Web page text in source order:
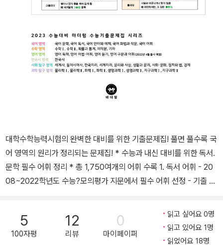
대학수학능력시험의 완벽한 대비를 위한 기출문제집! 풀면 풀수록 국
어 영역의 원리가 정리되는 문제집! * 수능과 내신 대비를 위한 독서.
문학 필수 어휘 정리 * 총 1,750여개의 어휘 수록 1. 독서 어휘 - 20
08~2022학년도 수능?모의평가 지문에서 필수 어휘 선정 - 기출 지
두면 도움이 되는 동음이의어, 유의어 등을 예문과 함께 정리 2. 문학
어휘 - 문학 개념어를 수능?모의평가 기출 예문으로 정리 - 문학 개
념어, 고전 문학과 현대 문학 작품 이해를 위한 필수 어휘 정리 - 문학
5
100자평
12
리뷰
0
마이페이퍼
읽고 싶어요 0명
읽고 있어요 1명
읽었어요 18명